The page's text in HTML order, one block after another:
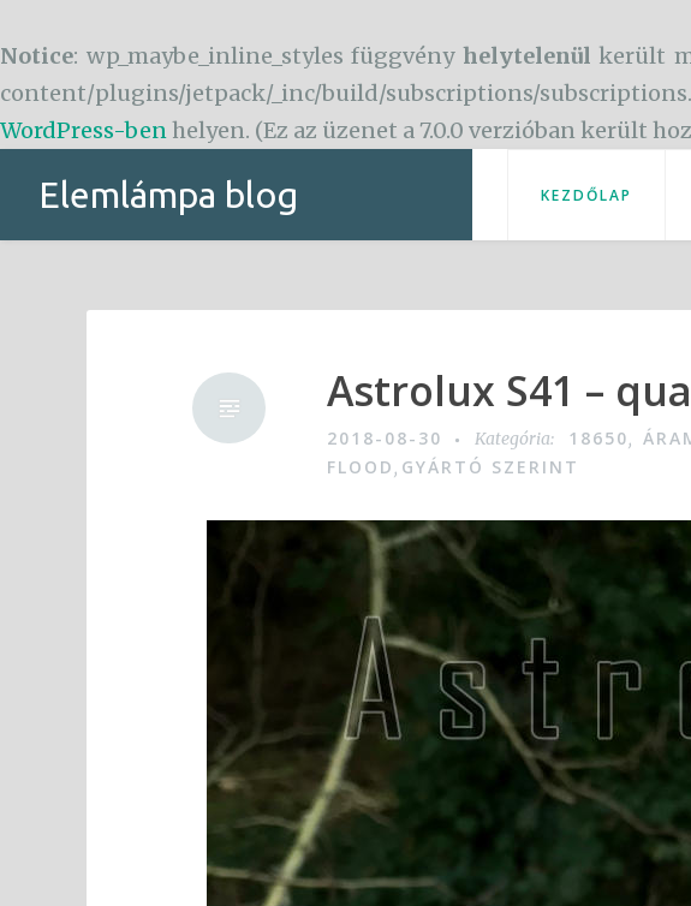
Notice: wp_maybe_inline_styles függvény helytelenül került
content/plugins/jetpack/_inc/build/subscriptions/
WordPress-benhelyen. (Ez az üzenet a 7.0.0 verzióban került
Elemlámpa blog KEZDŐLAP
Astrolux S41 –
2018-08-30 Kategória: 18650,
FLOOD, GYÁRTÓ SZERINT